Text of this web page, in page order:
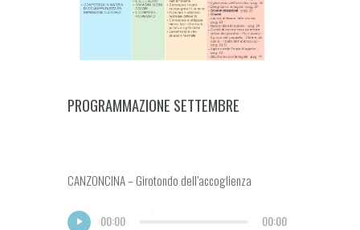
PROGRAMMAZIONE SETTEMBRE
CANZONCINA – Girotondo dell’accoglienza
00:00 00:00